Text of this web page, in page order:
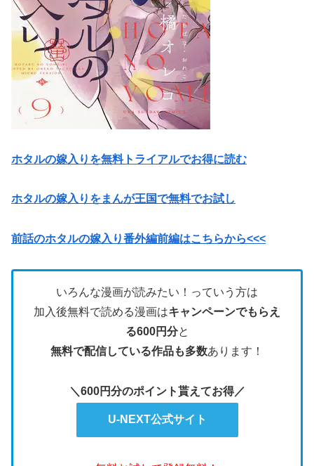
ホタルの嫁入りを無料トライアルでお得に読む
ホタルの嫁入りをまんが王国で無料でお試し
前話のホタルの嫁入り番外編前編はこちらから<<<
いろんな漫画が読みたい！っていう方は
加入後無料で読める漫画はキャンペーンでもらえ
る600円分と
無料で配信している作品も多数あります！
＼600円分のポイント貰えてお得／
U-NEXT公式サイト